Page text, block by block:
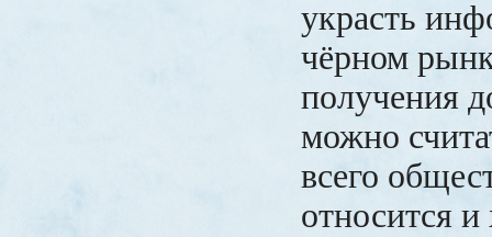
украсть
чёрном
получения
можно
всего
относится и